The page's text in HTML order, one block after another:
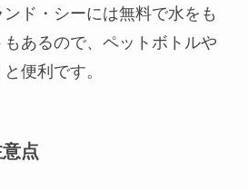
ド・シーには無料で水をも
あるので、ペットボトルや
便利です。
点